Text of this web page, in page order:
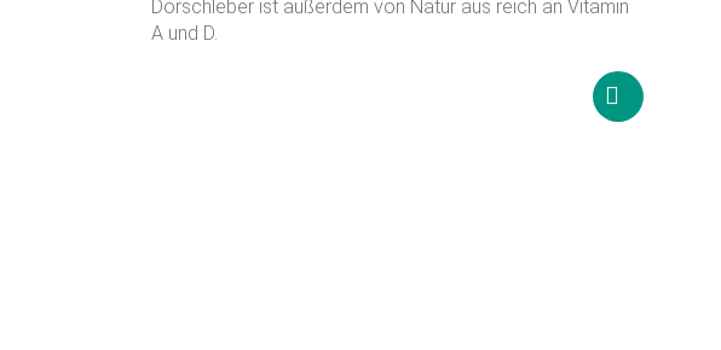
Dorschleber ist außerdem von Natur aus reich an Vitamin
A und D.